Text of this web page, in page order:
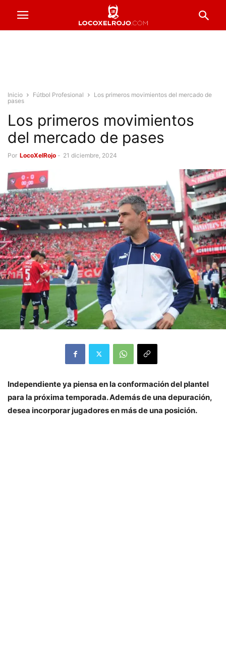
Inicio Fútbol Profesional
Los primeros movimientos del mercado de
pases
Los primeros movimientos
del mercado de pases
Por LocoXelRojo - 21 diciembre, 2024
Independiente ya piensa en la conformación del plantel
para la próxima temporada. Además de una depuración,
desea incorporar jugadores en más de una posición.